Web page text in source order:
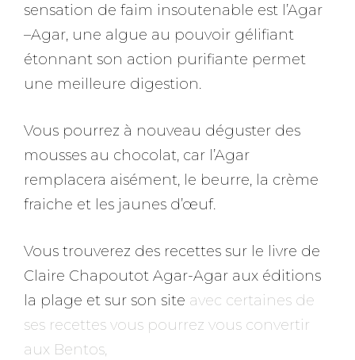
sensation de faim insoutenable est l’Agar
–Agar, une algue au pouvoir gélifiant
étonnant son action purifiante permet
une meilleure digestion.
Vous pourrez à nouveau déguster des
mousses au chocolat, car l’Agar
remplacera aisément, le beurre, la crème
fraiche et les jaunes d’œuf.
Vous trouverez des recettes sur le livre de
Claire Chapoutot Agar-Agar aux éditions
la plage et sur son site avec certaines de
ses recettes vous pourrez vous convertir
aux Bentos,